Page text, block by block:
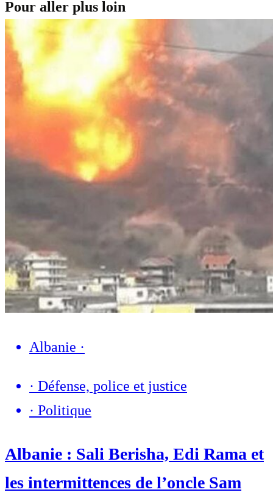
Pour aller plus loin
Albanie ·
· Défense, police et justice
· Politique
Albanie : Sali Berisha, Edi Rama et
les intermittences de l’oncle Sam